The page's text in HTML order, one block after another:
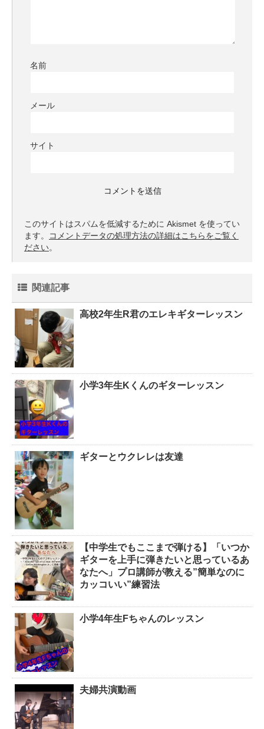
名前
メール
サイト
このサイトはスパムを低減するために Akismet を使ってい
ます。
コメントデータの処理方法の詳細はこちらをご覧く
ださい。
関連記事
高校2年生R君のエレキギターレッスン
小学3年生Kくんのギターレッスン
ギターとウクレレは友達
【中学生でもここまで弾ける】「いつか
ギターを上手に弾きたいと思っているあ
なたへ」プロ講師が教える”簡単なのに
カッコいい”練習法
小学4年生Fちゃんのレッスン
夫婦共演動画